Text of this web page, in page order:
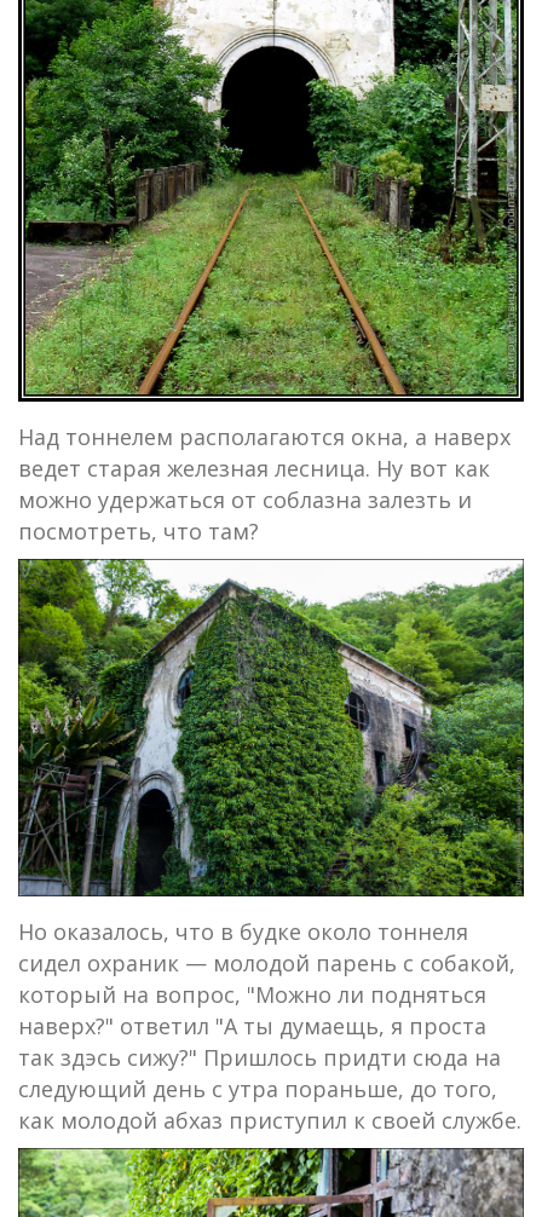
Над тоннелем располагаются окна, а наверх
ведет старая железная лесница. Ну вот как
можно удержаться от соблазна залезть и
посмотреть, что там?
Но оказалось, что в будке около тоннеля
сидел охраник — молодой парень с собакой,
который на вопрос, "Можно ли подняться
наверх?" ответил "А ты думаещь, я проста
так здэсь сижу?" Пришлось придти сюда на
следующий день с утра пораньше, до того,
как молодой абхаз приступил к своей службе.